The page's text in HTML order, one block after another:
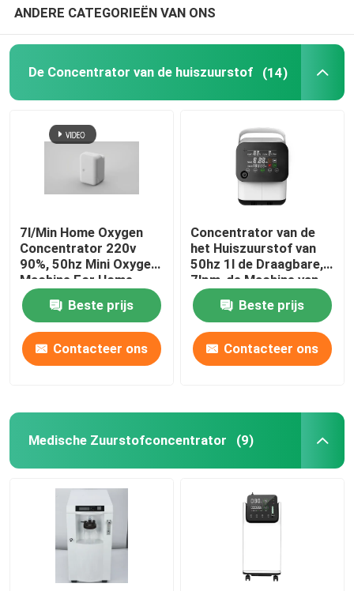
Het ziekenhuis Verzorgingsbed
Elektrisch Neusirrigatiesysteem
De Infrarode Lamp van TDP
Beschikbare Medische Producten
Elektroacupunctuurmachine
ANDERE CATEGORIEËN VAN ONS
De Concentrator van de huiszuurstof (14)
7l/Min Home Oxygen
Concentrator 220v
90%, 50hz Mini Oxygen
Machine For Home
Beste prijs
Contacteer ons
Concentrator van de
het Huiszuurstof van
50hz 1l de Draagbare,
7lpm-de Machine van
de Huishoudenzuurstof
Beste prijs
Contacteer ons
Medische Zuurstofconcentrator (9)